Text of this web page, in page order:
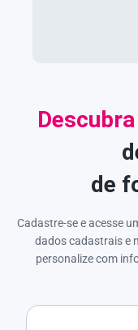
Descubra
de
Cadastre-se e acesse
dados cadastrais e
personalize com